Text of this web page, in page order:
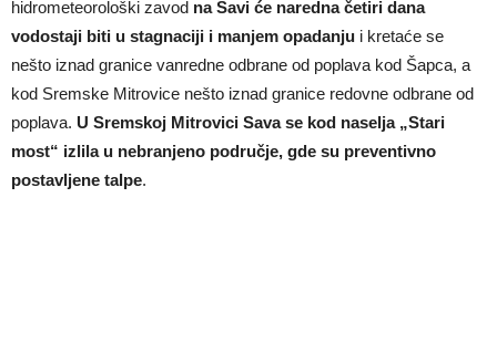
hidrometeorološki zavod na Savi će naredna četiri dana
vodostaji biti u stagnaciji i manjem opadanju i kretaće se
nešto iznad granice vanredne odbrane od poplava kod Šapca, a
kod Sremske Mitrovice nešto iznad granice redovne odbrane od
poplava. U Sremskoj Mitrovici Sava se kod naselja „Stari
most“ izlila u nebranjeno područje, gde su preventivno
postavljene talpe.